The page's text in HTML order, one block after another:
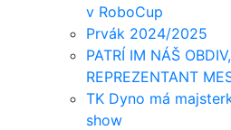
v RoboCup
Prvák 2024/2025
PATRÍ IM NÁŠ
REPREZENTANT
TK Dyno má
show